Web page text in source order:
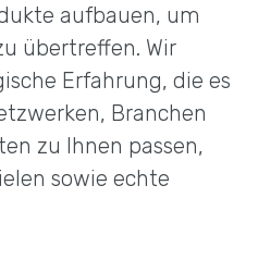
aufbauen, um
übertreffen. Wir
Erfahrung, die es
Branchen
zu Ihnen passen,
sowie echte